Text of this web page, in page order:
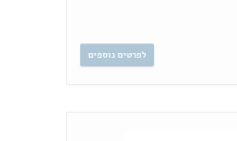
לפרטים נוספים